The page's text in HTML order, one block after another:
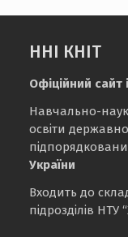
ННІ КНІТ
Офіційний сайт
Навчально-
освіти
України
Входить до
підрозділів НТУ